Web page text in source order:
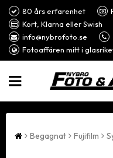
80 års erfarenhet
Kort, Klarna eller Swish
info@nybrofoto.se
Fotoaffären mitt i
Begagnat Fujifilm